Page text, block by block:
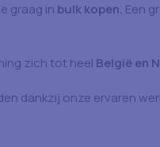
graag in bulk kopen. Een
zich tot heel België en
dankzij onze ervaren